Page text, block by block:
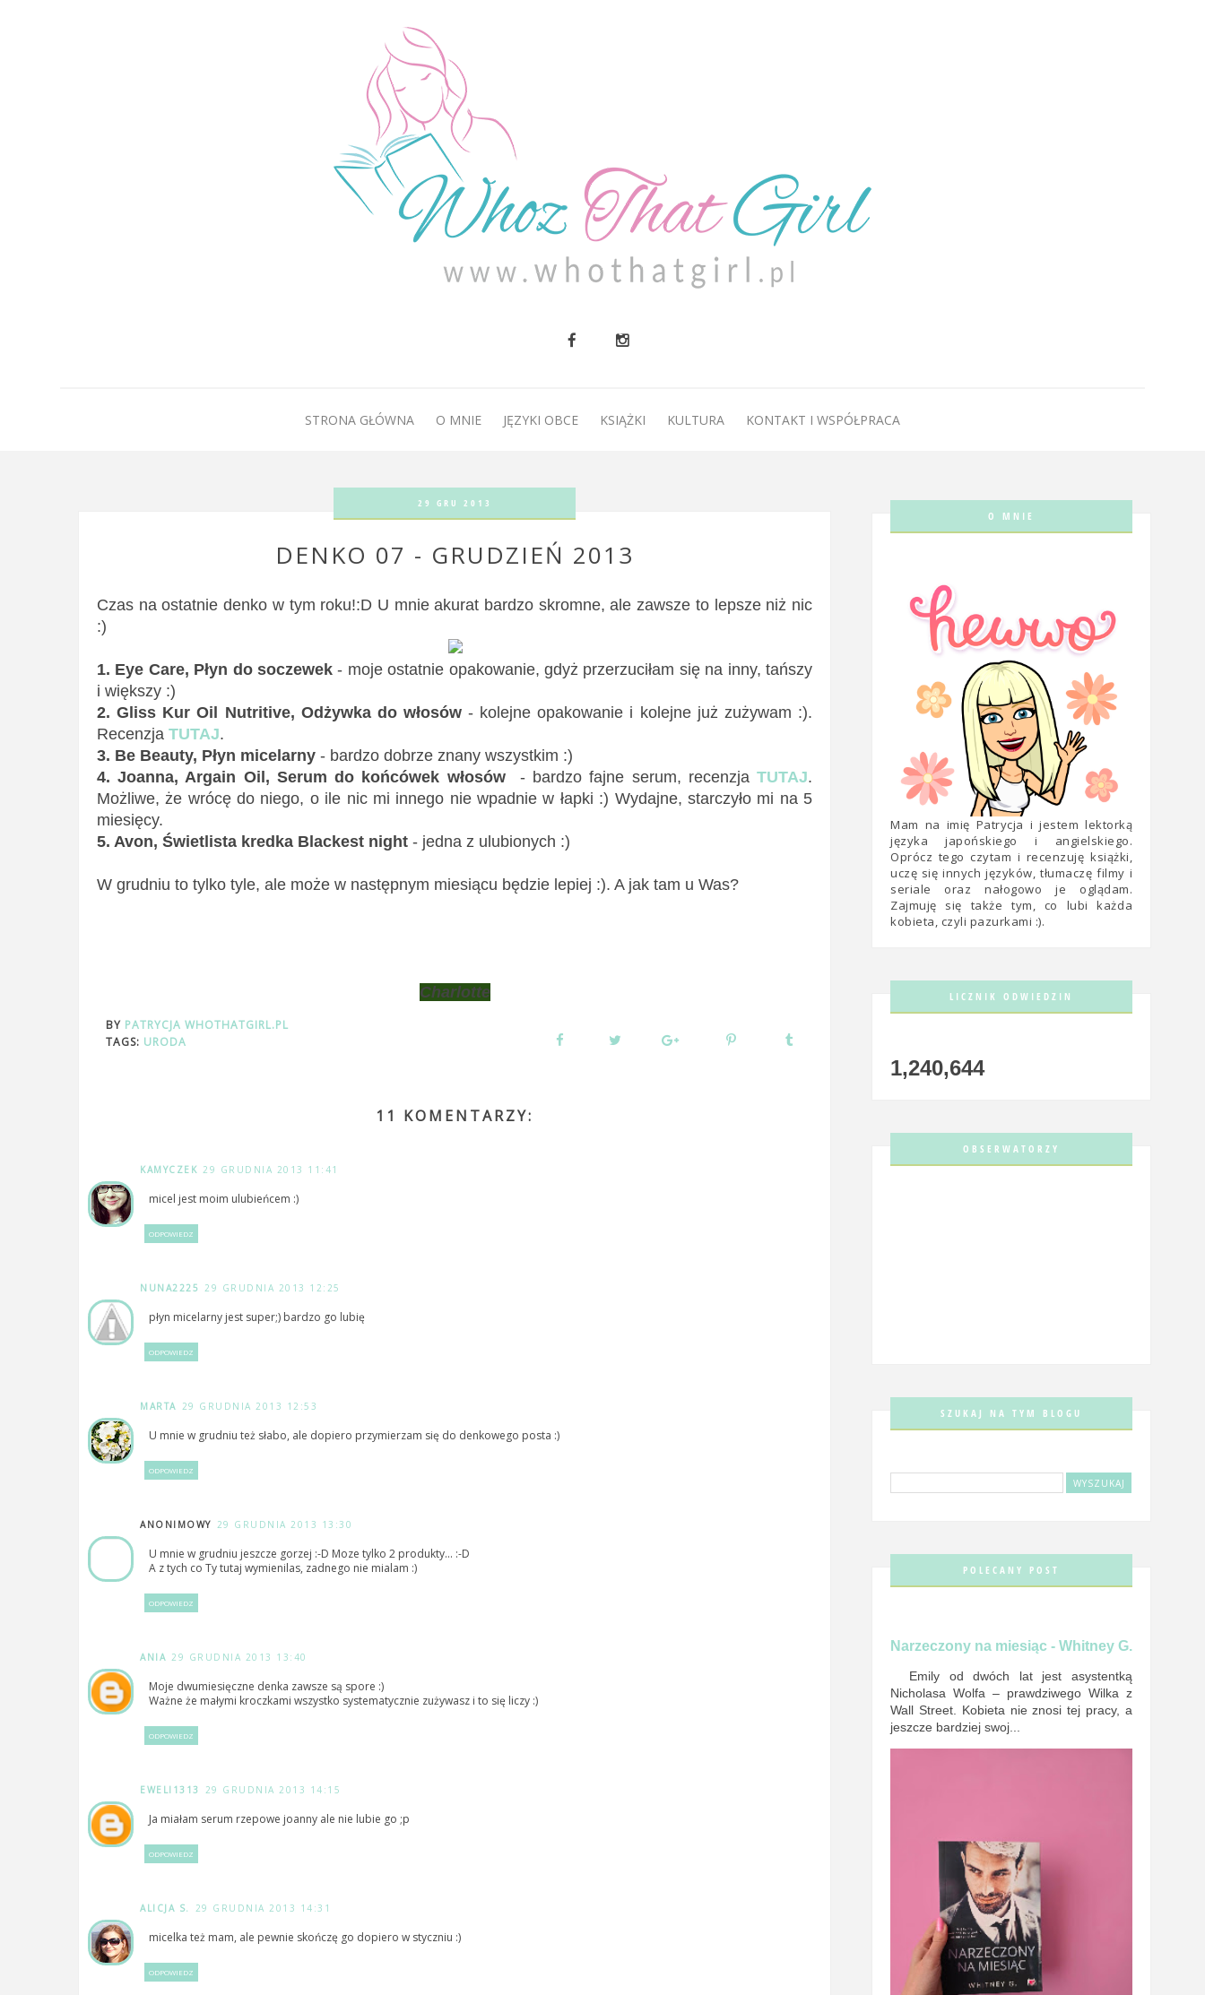
O MNIE
STRONA GŁÓWNA O MNIE JĘZYKI OBCE KSIĄŻKI KULTURA KONTAKT I WSPÓŁPRACA
29 GRU 2013
DENKO 07 - GRUDZIEŃ 2013
Czas na ostatnie denko w tym roku!:D U mnie akurat bardzo skromne, ale zawsze to lepsze niż nic
:)
1. Eye Care, Płyn do soczewek - moje ostatnie opakowanie, gdyż przerzuciłam się na inny, tańszy
i większy :)
2. Gliss Kur Oil Nutritive, Odżywka do włosów- kolejne opakowanie i kolejne już zużywam :).
Recenzja TUTAJ.
3. Be Beauty, Płyn micelarny - bardzo dobrze znany wszystkim :)
4. Joanna, Argain Oil, Serum do końcówek włosów- bardzo fajne serum, recenzja TUTAJ.
Możliwe, że wrócę do niego, o ile nic mi innego nie wpadnie w łapki :) Wydajne, starczyło mi na 5
miesięcy.
5. Avon, Świetlista kredka Blackest night - jedna z ulubionych :)
W grudniu to tylko tyle, ale może w następnym miesiącu będzie lepiej :). A jak tam u Was?
Charlotte
BY PATRYCJA WHOTHATGIRL.PL
TAGS: URODA
11 KOMENTARZY:
KAMYCZEK 29 GRUDNIA 2013 11:41
micel jest moim ulubieńcem :)
ODPOWIEDZ
NUNA2225 29 GRUDNIA 2013 12:25
płyn micelarny jest super;) bardzo go lubię
ODPOWIEDZ
MARTA 29 GRUDNIA 2013 12:53
U mnie w grudniu też słabo, ale dopiero przymierzam się do denkowego posta :)
ODPOWIEDZ
ANONIMOWY 29 GRUDNIA 2013 13:30
U mnie w grudniu jeszcze gorzej :-D Moze tylko 2 produkty... :-D
A z tych co Ty tutaj wymienilas, zadnego nie mialam :)
ODPOWIEDZ
ANIA 29 GRUDNIA 2013 13:40
Moje dwumiesięczne denka zawsze są spore :)
Ważne że małymi kroczkami wszystko systematycznie zużywasz i to się liczy :)
ODPOWIEDZ
EWELI1313 29 GRUDNIA 2013 14:15
Ja miałam serum rzepowe joanny ale nie lubie go ;p
ODPOWIEDZ
ALICJA S. 29 GRUDNIA 2013 14:31
micelka też mam, ale pewnie skończę go dopiero w styczniu :)
ODPOWIEDZ
O MNIE
Mam na imię Patrycja i jestem lektorką
języka japońskiego i angielskiego.
Oprócz tego czytam i recenzuję książki,
uczę się innych języków, tłumaczę filmy i
seriale oraz nałogowo je oglądam.
Zajmuję się także tym, co lubi każda
kobieta, czyli pazurkami :).
LICZNIK ODWIEDZIN
1,240,644
OBSERWATORZY
SZUKAJ NA TYM BLOGU
POLECANY POST
Narzeczony na miesiąc - Whitney G.
Emily od dwóch lat jest asystentką
Nicholasa Wolfa – prawdziwego Wilka z
Wall Street. Kobieta nie znosi tej pracy, a
jeszcze bardziej swoj...